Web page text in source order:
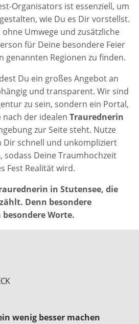
Organisators ist essenziell, um
wie Du es Dir vorstellst.
Umwege und zusätzliche
für Deine besondere Feier
genannten Regionen zu finden.
Du ein großes Angebot an
und transparent. Wir sind
zu sein, sondern ein Portal,
nach der idealenTraurednerin
zur Seite steht. Nutze
Dir schnell und unkompliziert
sodass Deine Traumhochzeit
Fest Realität wird.
in Stutensee, die
Denn besondere
Worte.
wenig besser machen